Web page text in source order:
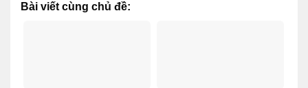
Bài viết cùng chủ đề: